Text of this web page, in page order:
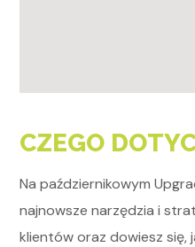
CZEGO
Na październikowym
najnowsze narzędzia i
klientów oraz dowiesz się,